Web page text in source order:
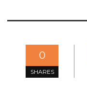
0
SHARES